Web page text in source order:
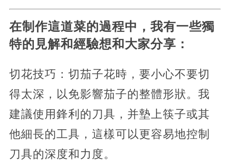
在制作這道菜的過程中，我有一些獨
特的見解和經驗想和大家分享：
切花技巧：切茄子花時，要小心不要切
得太深，以免影響茄子的整體形狀。我
建議使用鋒利的刀具，并墊上筷子或其
他細長的工具，這樣可以更容易地控制
刀具的深度和力度。